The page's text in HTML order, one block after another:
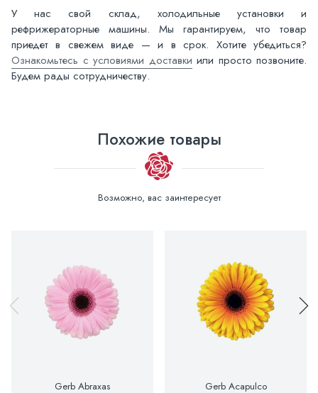
У нас свой склад, холодильные установки и
рефрижераторные машины. Мы гарантируем, что товар
приедет в свежем виде — и в срок. Хотите убедиться?
Ознакомьтесь с условиями доставки или просто позвоните.
Будем рады сотрудничеству.
Похожие товары
Возможно, вас заинтересует
Gerb Abraxas Gerb Acapulco